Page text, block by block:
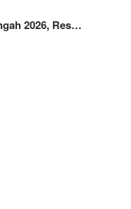
2026, Res…